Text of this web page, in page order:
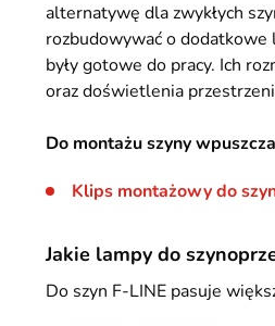
alternatywę dla zwykłych
rozbudowywać o
były gotowe do pracy. Ich
oraz doświetlenia
Do montażu szyny
Klips montażowy do
Jakie lampy do
Do szyn F-LINE pasuje